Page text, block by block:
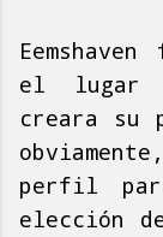
el lugar
creara su
perfil
elección